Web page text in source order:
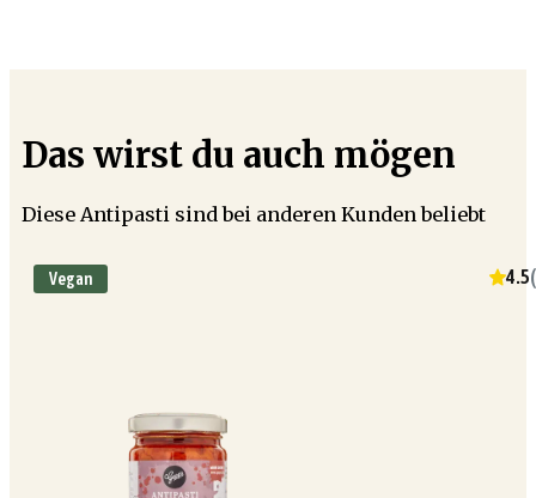
Das wirst du auch mögen
Diese Antipasti sind bei anderen Kunden beliebt
Vegan 4.5(